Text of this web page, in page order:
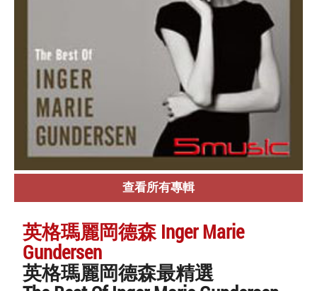
查看所有專輯
英格瑪麗岡德森 Inger Marie
Gundersen
英格瑪麗岡德森最精選